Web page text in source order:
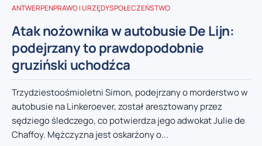
ANTWERPENPRAWO I URZĘDYSPOŁECZEŃSTWO
Atak nożownika w autobusie De Lijn:
podejrzany to prawdopodobnie
gruziński uchodźca
Trzydziestoośmioletni Simon, podejrzany o morderstwo w
autobusie na Linkeroever, został aresztowany przez
sędziego śledczego, co potwierdza jego adwokat Julie de
Chaffoy. Mężczyzna jest oskarżony o...